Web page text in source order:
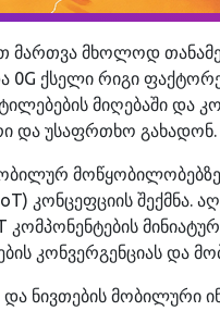
მართვა მხოლოდ
0G ქსელი რიგი
მიღებაში და
და უსაფრთხო გახადონ.
კონცეფციის შექმნა.
კომპონენტების
კონვერგენციას და
და ნივთების მობილური